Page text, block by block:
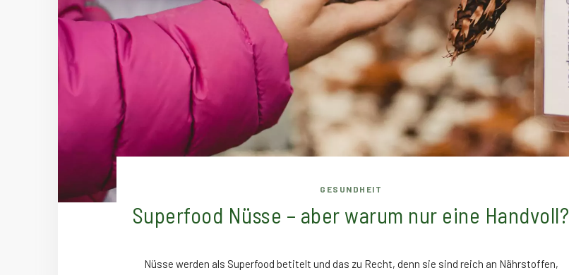
GESUNDHEIT
Superfood Nüsse – aber warum nur eine Handvoll?
Nüsse werden als Superfood betitelt und das zu Recht, denn sie sind reich an Nährstoffen,